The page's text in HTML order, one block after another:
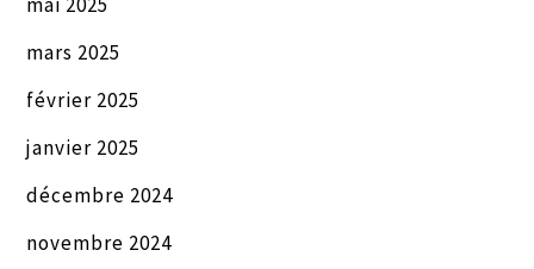
mars 2025
février 2025
janvier 2025
décembre 2024
novembre 2024